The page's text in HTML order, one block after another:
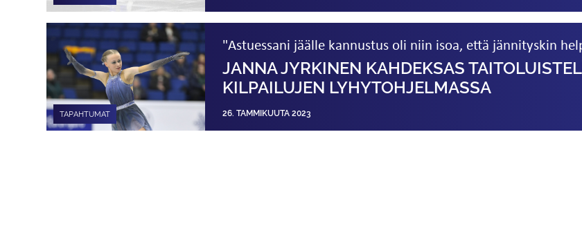
TAPAHTUMAT
"Astuessani jäälle kannustus oli niin isoa, että jännityskin
JANNA JYRKINEN KAHDEKSAS
KILPAILUJEN LYHYT­OHJELMASSA
26. TAMMIKUUTA 2023